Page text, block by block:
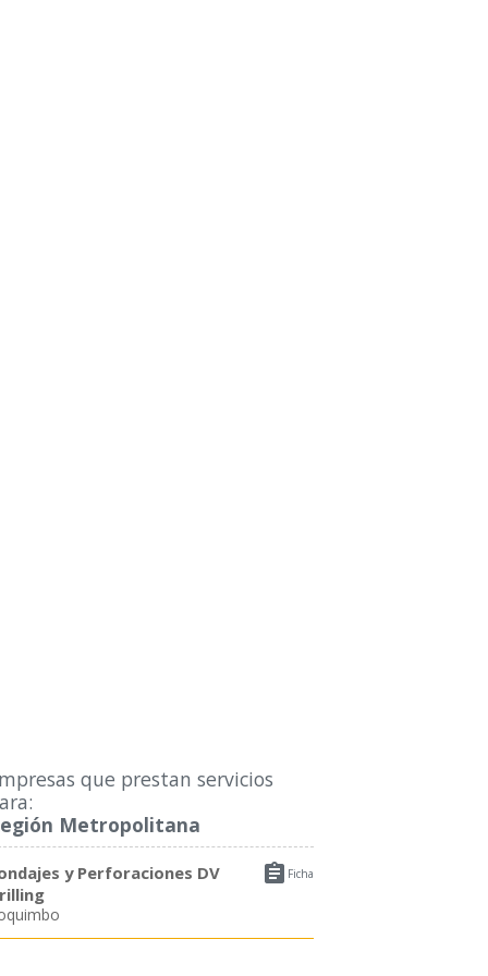
que prestan servicios
Metropolitana
 Ficha
y Perforaciones DV